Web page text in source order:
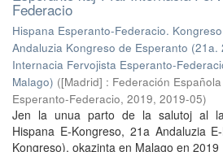
Federacio
Hispana Esperanto-Federacio.
Andaluzia Kongreso de Esperanto (21a.
Internacia Fervojista Esperanto-
Malago) ([Madrid] : Federación
Esperanto-Federacio, 2019, 2019-05)
Jen la unua parto de la salutoj al
Hispana E-Kongreso, 21a Andaluzia
Kongreso), okazinta en Malago en 2019